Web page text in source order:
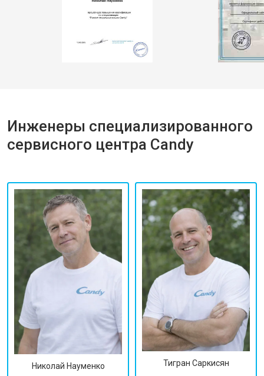
Инженеры специализированного
сервисного центра Candy
Николай Науменко Тигран Саркисян